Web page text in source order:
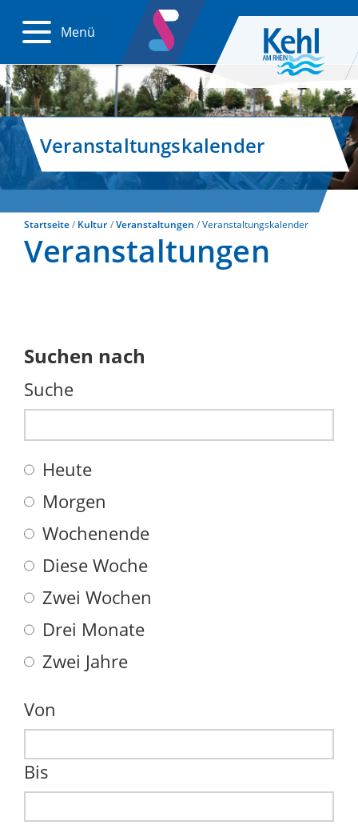
Menü
Veranstaltungskalender
Startseite Kultur Veranstaltungen Veranstaltungskalender
Veranstaltungen
Suchen nach
Suche
Heute
Morgen
Wochenende
Diese Woche
Zwei Wochen
Drei Monate
Zwei Jahre
Von
Bis